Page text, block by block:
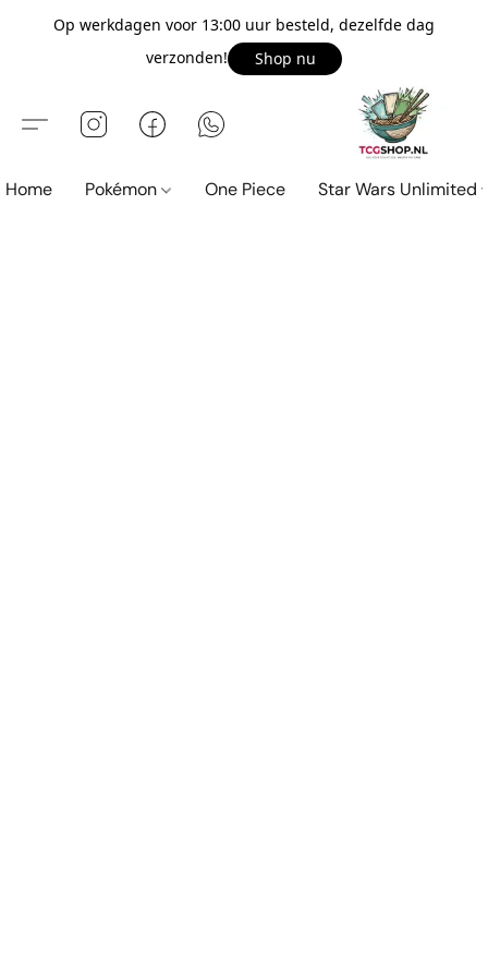
Op werkdagen voor 13:00 uur besteld, dezelfde dag
verzonden!
Shop nu
Home Pokémon One Piece Star Wars Unlimited